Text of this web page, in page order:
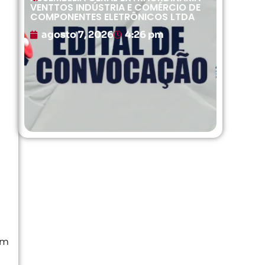
VENTTOS INDÚSTRIA E COMÉRCIO DE
COMPONENTES ELETRÔNICOS LTDA
agosto 7, 2026 4:26 pm